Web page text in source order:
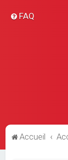
FAQ
Accueil